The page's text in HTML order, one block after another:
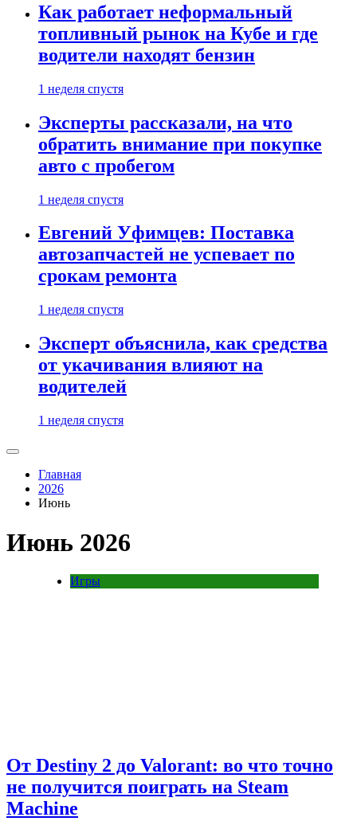
Как работает неформальный
топливный рынок на Кубе и где
водители находят бензин
1 неделя спустя
Эксперты рассказали, на что
обратить внимание при покупке
авто с пробегом
1 неделя спустя
Евгений Уфимцев: Поставка
автозапчастей не успевает по
срокам ремонта
1 неделя спустя
Эксперт объяснила, как средства
от укачивания влияют на
водителей
1 неделя спустя
Главная
2026
Июнь
Июнь 2026
Игры
От Destiny 2 до Valorant: во что точно
не получится поиграть на Steam
Machine